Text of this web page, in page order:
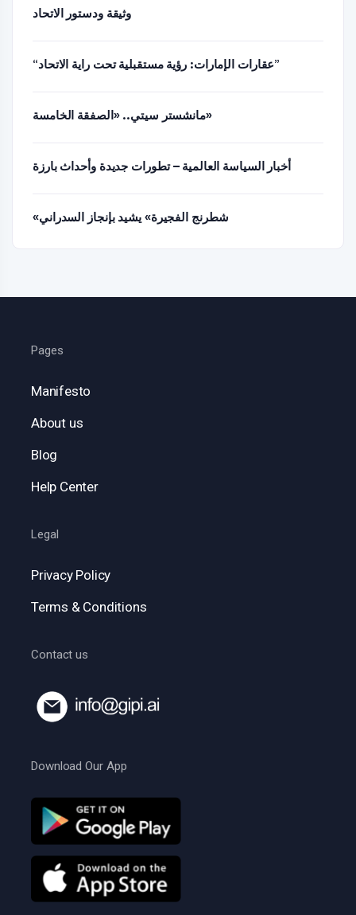
وثيقة ودستور الاتحاد
“عقارات الإمارات: رؤية مستقبلية تحت راية الاتحاد”
مانشستر سيتي.. «الصفقة الخامسة»
أخبار السياسة العالمية – تطورات جديدة وأحداث بارزة
«شطرنج الفجيرة» يشيد بإنجاز السدراني
Pages
Manifesto
About us
Blog
Help Center
Legal
Privacy Policy
Terms & Conditions
Contact us
Download Our App